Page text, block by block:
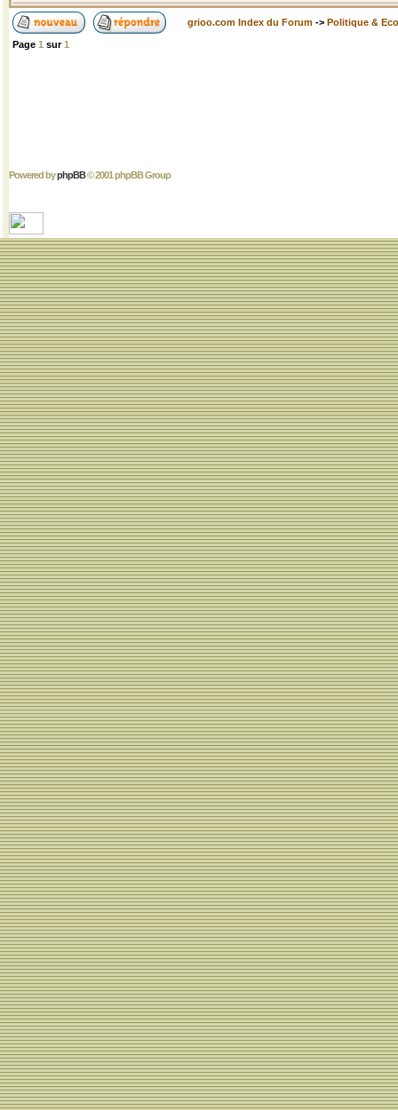
grioo.com Index du Forum -> Politique &
Page 1 sur1
Powered byphpBB© 2001 phpBB Group